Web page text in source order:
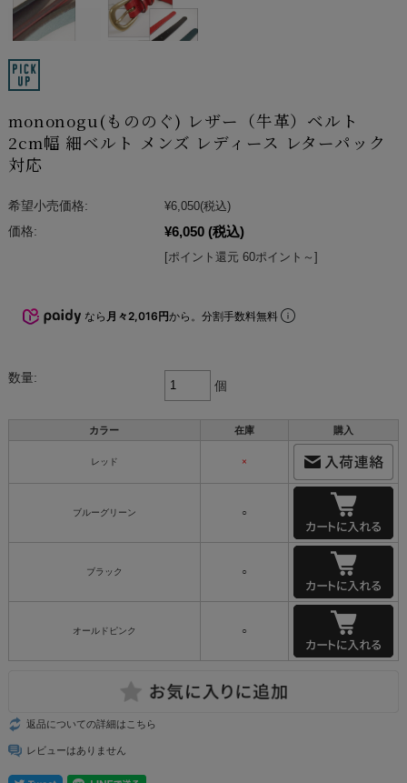
mononogu(もののぐ) レザー（牛革）ベルト
2cm幅 細ベルト メンズ レディース レターパック
対応
希望小売価格: ¥6,050(税込)
価格:
¥6,050 (税込)
[ポイント還元 60ポイント～]
なら 月々2,016円から。分割手数料無料
数量:
個
カラー 在庫 購入
レッド ×
ブルーグリーン ○
ブラック ○
オールドピンク ○
返品についての詳細はこちら
レビューはありません